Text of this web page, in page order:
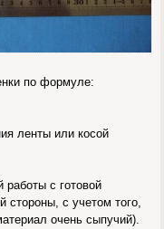
по формуле:
ленты или косой
с готовой
стороны, с учетом того,
очень сыпучий).